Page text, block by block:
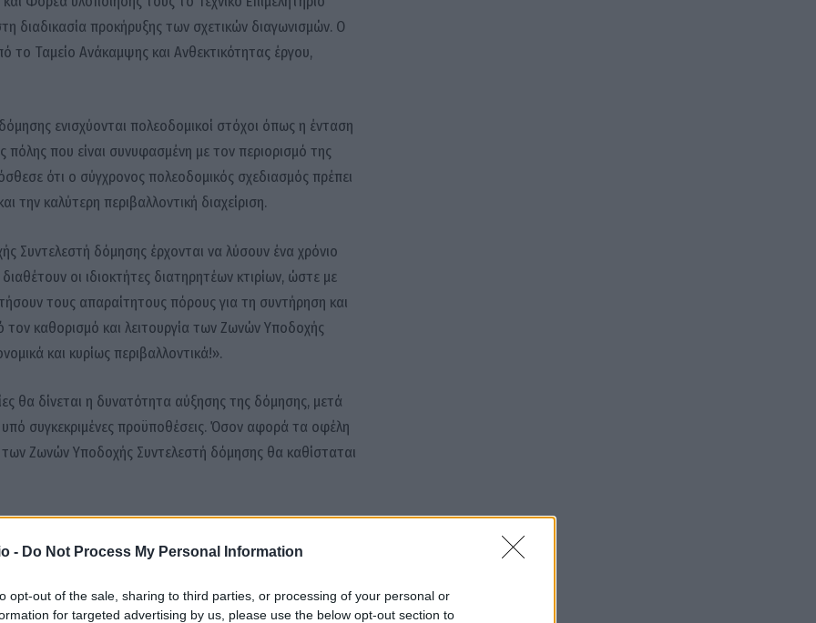
- Do Not Process My Personal Information
opt-out of the sale, sharing to third parties, or processing of your personal or
for targeted advertising by us, please use the below opt-out section to
διαδικασία προκήρυξης των σχετικών διαγωνισμών. Ο
Ταμείο Ανάκαμψης και Ανθεκτικότητας έργου,
ενισχύονται πολεοδομικοί στόχοι όπως η ένταση
πόλης που είναι συνυφασμένη με τον περιορισμό της
ότι ο σύγχρονος πολεοδομικός σχεδιασμός πρέπει
την καλύτερη περιβαλλοντική διαχείριση.
Συντελεστή δόμησης έρχονται να λύσουν ένα χρόνιο
οι ιδιοκτήτες διατηρητέων κτιρίων, ώστε με
τους απαραίτητους πόρους για τη συντήρηση και
καθορισμό και λειτουργία των Ζωνών Υποδοχής
και κυρίως περιβαλλοντικά!».
θα δίνεται η δυνατότητα αύξησης της δόμησης, μετά
υπό συγκεκριμένες προϋποθέσεις. Όσον αφορά τα οφέλη
Ζωνών Υποδοχής Συντελεστή δόμησης θα καθίσταται
που διαθέτουν οι ιδιοκτήτες των διατηρητέων
πόλεις με χαμηλό κόστος